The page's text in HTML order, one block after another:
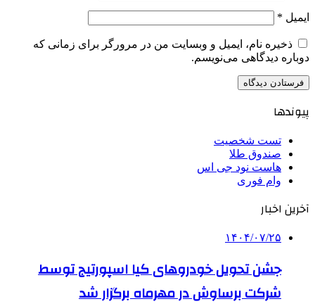
ایمیل *
ذخیره نام، ایمیل و وبسایت من در مرورگر برای زمانی که
دوباره دیدگاهی می‌نویسم.
پیوندها
تست شخصیت
صندوق طلا
هاست نود جی اس
وام فوری
آخرین اخبار
۱۴۰۴/۰۷/۲۵
جشن تحویل خودروهای کیا اسپورتیج توسط
شرکت برساوش در مهرماه برگزار شد